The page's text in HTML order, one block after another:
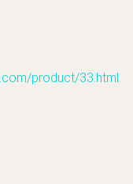
product/33.html